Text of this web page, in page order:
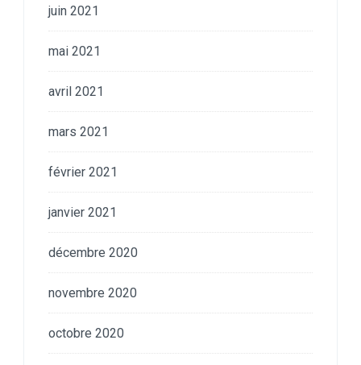
juin 2021
mai 2021
avril 2021
mars 2021
février 2021
janvier 2021
décembre 2020
novembre 2020
octobre 2020